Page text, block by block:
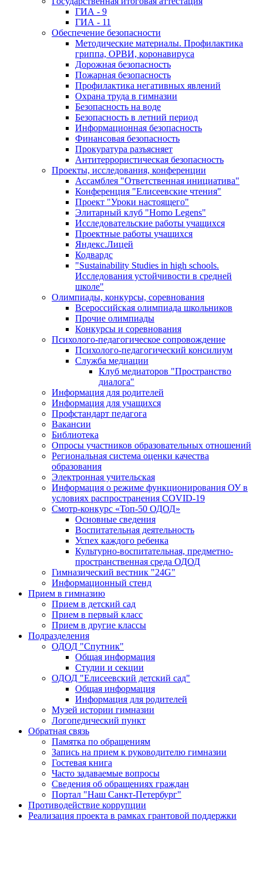
ГИА - 9
ГИА - 11
Обеспечение безопасности
Методические материалы. Профилактика
гриппа, ОРВИ, коронавируса
Дорожная безопасность
Пожарная безопасность
Профилактика негативных явлений
Охрана труда в гимназии
Безопасность на воде
Безопасность в летний период
Информационная безопасность
Финансовая безопасность
Прокуратура разъясняет
Антитеррористическая безопасность
Проекты, исследования, конференции
Ассамблея "Ответственная инициатива"
Конференция "Елисеевские чтения"
Проект "Уроки настоящего"
Элитарный клуб "Homo Legens"
Исследовательские работы учащихся
Проектные работы учащихся
Яндекс.Лицей
Кодвардс
"Sustainability Studies in high schools.
Исследования устойчивости в средней
школе"
Олимпиады, конкурсы, соревнования
Всероссийская олимпиада школьников
Прочие олимпиады
Конкурсы и соревнования
Психолого-педагогическое сопровождение
Психолого-педагогический консилиум
Служба медиации
Клуб медиаторов "Пространство
диалога"
Информация для родителей
Информация для учащихся
Профстандарт педагога
Вакансии
Библиотека
Опросы участников образовательных отношений
Региональная система оценки качества
образования
Электронная учительская
Информация о режиме функционирования ОУ в
условиях распространения COVID-19
Смотр-конкурс «Топ-50 ОДОД»
Основные сведения
Воспитательная деятельность
Успех каждого ребенка
Культурно-воспитательная, предметно-
пространственная среда ОДОД
Гимназический вестник "24G"
Информационный стенд
Прием в гимназию
Прием в детский сад
Прием в первый класс
Прием в другие классы
Подразделения
ОДОД "Спутник"
Общая информация
Студии и секции
ОДОД "Елисеевский детский сад"
Общая информация
Информация для родителей
Музей истории гимназии
Логопедический пункт
Обратная связь
Памятка по обращениям
Запись на прием к руководителю гимназии
Гостевая книга
Часто задаваемые вопросы
Сведения об обращениях граждан
Портал "Наш Санкт-Петербург"
Противодействие коррупции
Реализация проекта в рамках грантовой поддержки